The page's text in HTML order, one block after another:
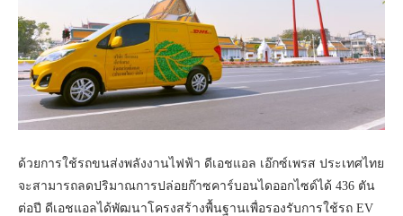
ด้วยการใช้รถขนส่งพลังงานไฟฟ้า ดีเอชแอล เอ๊กซ์เพรส ประเทศไทย
จะสามารถลดปริมาณการปล่อยก๊าซคาร์บอนไดออกไซด์ได้ 436 ตัน
ต่อปี ดีเอชแอลได้พัฒนาโครงสร้างพื้นฐานเพื่อรองรับการใช้รถ EV